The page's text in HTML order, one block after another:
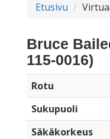
Etusivu
Bruce
115-0016)
Rotu
Sukupuoli
Säkäkorkeus